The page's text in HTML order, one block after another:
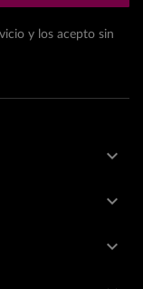
y los acepto sin


